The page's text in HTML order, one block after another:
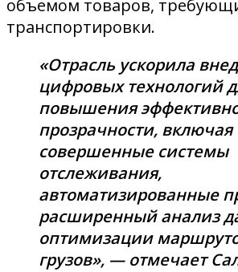
объемом товаров,
транспортировки.
«Отрасль ускорила
цифровых технологий
повышения
прозрачности, включая
совершенные системы
отслеживания,
автоматизированные
расширенный анализ
оптимизации
грузов», — отмечает